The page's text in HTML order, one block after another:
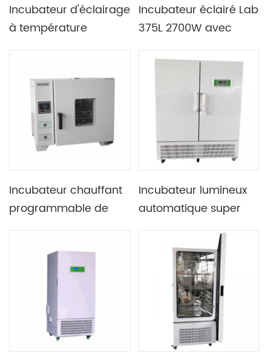
Incubateur d'éclairage
à température
réfrigérant R134a
Incubateur éclairé Lab
375L 2700W avec
paramètres
d'enregistrement
Incubateur chauffant
programmable de
Incubateur lumineux
automatique super
675 L avec fonction
d'autodiagnostic